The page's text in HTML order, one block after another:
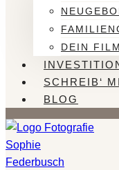
DEIN FILM
SCHREIB‘
BLOG